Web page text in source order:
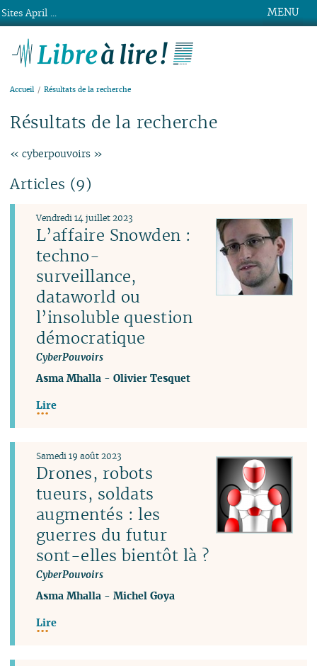
MENU
Accueil Résultats de la recherche
Résultats de la recherche
« cyberpouvoirs »
Articles (9)
L’affaire Snowden :
techno-
surveillance,
dataworld ou
l’insoluble question
démocratique
CyberPouvoirs
Vendredi 14 juillet 2023
Asma Mhalla -Olivier Tesquet
Lire
Drones, robots
tueurs, soldats
augmentés : les
guerres du futur
sont-elles bientôt là ?
CyberPouvoirs
Samedi 19 août 2023
Asma Mhalla -Michel Goya
Lire
Sites April ...